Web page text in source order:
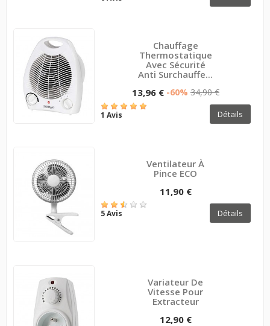
Chauffage
Thermostatique
Avec Sécurité
Anti Surchauffe...
13,96 € -60% 34,90 €
1 Avis Détails
Ventilateur À
Pince ECO
11,90 €
5 Avis Détails
Variateur De
Vitesse Pour
Extracteur
12,90 €